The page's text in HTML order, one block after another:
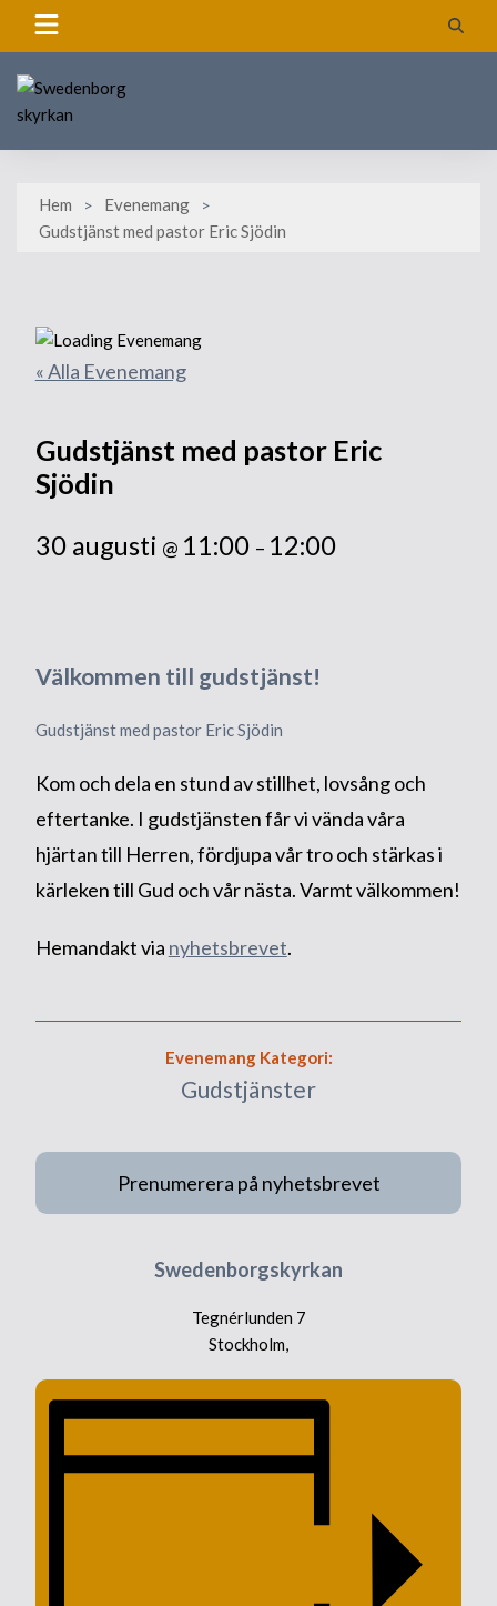
Hem
Evenemang
Gudstjänst med pastor Eric Sjödin
« Alla Evenemang
Gudstjänst med pastor Eric
Sjödin
30 augusti @ 11:00 – 12:00
Välkommen till gudstjänst!
Gudstjänst med pastor Eric Sjödin
Kom och dela en stund av stillhet, lovsång och
eftertanke. I gudstjänsten får vi vända våra
hjärtan till Herren, fördjupa vår tro och stärkas i
kärleken till Gud och vår nästa. Varmt välkommen!
Hemandakt via nyhetsbrevet.
Evenemang Kategori:
Gudstjänster
Prenumerera på nyhetsbrevet
Swedenborgskyrkan
Tegnérlunden 7
Stockholm,